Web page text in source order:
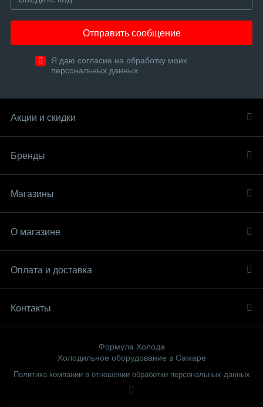
Отправить сообщение
Я даю согласие на обработку моих
персональных данных
Акции и скидки
Бренды
Магазины
О магазине
Оплата и доставка
Контакты
Формула Холода
Холодильное оборудование в Самаре
Политика компании в отношении обработки персональных данных